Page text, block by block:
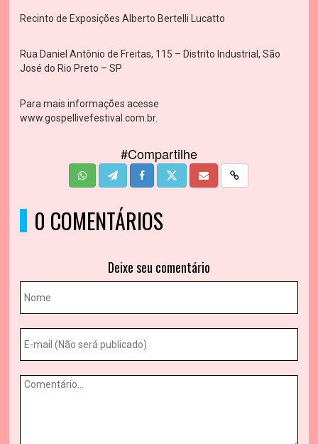
Recinto de Exposições Alberto Bertelli Lucatto
Rua Daniel Antônio de Freitas, 115 – Distrito Industrial, São
José do Rio Preto – SP
Para mais informações acesse
www.gospellivefestival.com.br.
#Compartilhe
0 COMENTÁRIOS
Deixe seu comentário